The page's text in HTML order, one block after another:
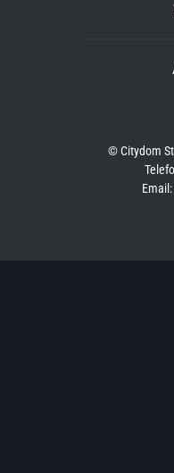
© Citydom